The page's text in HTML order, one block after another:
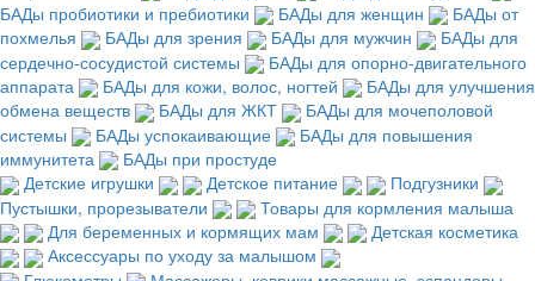
БАДы пробиотики и пребиотики
БАДы для женщин
БАДы от
похмелья
БАДы для зрения БАДы для мужчин
БАДы для
сердечно-сосудистой системы
БАДы для опорно-двигательного
аппарата
БАДы для кожи, волос, ногтей
БАДы для улучшения
обмена веществ
БАДы для ЖКТ
БАДы для мочеполовой
системы
БАДы успокаивающие
БАДы для повышения
иммунитета
БАДы при простуде
Детские игрушки
Детское питание
Подгузники
Пустышки, прорезыватели
Товары для кормления малыша
Для беременных и кормящих мам
Детская косметика
Аксессуары по уходу за малышом